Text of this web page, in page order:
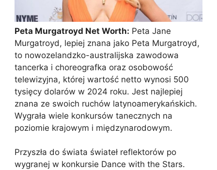
Peta Murgatroyd Net Worth: Peta Jane
Murgatroyd, lepiej znana jako Peta Murgatroyd,
to nowozelandzko-australijska zawodowa
tancerka i choreografka oraz osobowość
telewizyjna, której wartość netto wynosi 500
tysięcy dolarów w 2024 roku. Jest najlepiej
znana ze swoich ruchów latynoamerykańskich.
Wygrała wiele konkursów tanecznych na
poziomie krajowym i międzynarodowym.
Przyszła do świata świateł reflektorów po
wygranej w konkursie Dance with the Stars.